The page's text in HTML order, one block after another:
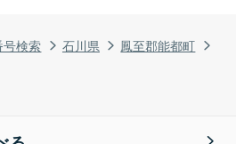
検索 石川県
鳳至郡能都町